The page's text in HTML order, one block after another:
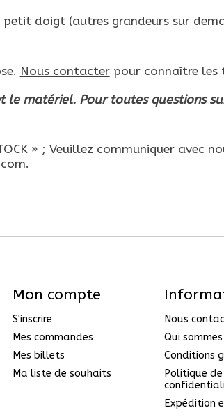
doigt (autres grandeurs sur
Nous contacterpour connaître les
matériel. Pour toutes questions
» ; Veuillez communiquer avec
.
Mon compte
S'inscrire
Mes commandes
Mes billets
Ma liste de souhaits
Nous
Qui
Conditions
Politique de
Expédition